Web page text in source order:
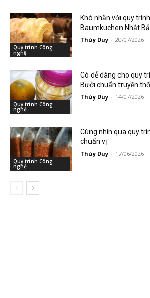
Quy trình Công
nghệ
Khó nhằn với quy
Baumkuchen Nhật
Thúy Duy - 20/07/2026
Quy trình Công
nghệ
Có dễ dàng cho quy
Bưởi chuẩn truyền
Thúy Duy - 14/07/2026
Quy trình Công
nghệ
Cùng nhìn qua quy
chuẩn vị
Thúy Duy - 17/06/2026